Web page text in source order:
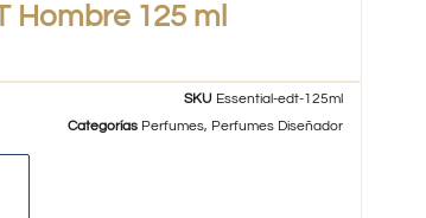
Hombre 125 ml
SKU Essential-edt-125ml
Categorías Perfumes, Perfumes Diseñador